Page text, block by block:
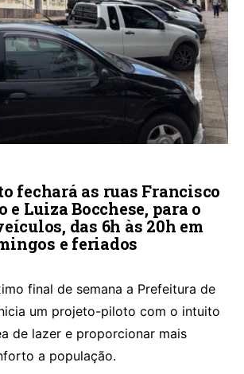
fechará as ruas Francisco
Luiza Bocchese, para o
das 6h às 20h em
e feriados
final de semana a Prefeitura de
um projeto-piloto com o intuito
de lazer e proporcionar mais
a população.